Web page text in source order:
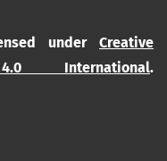
under Creative
International.